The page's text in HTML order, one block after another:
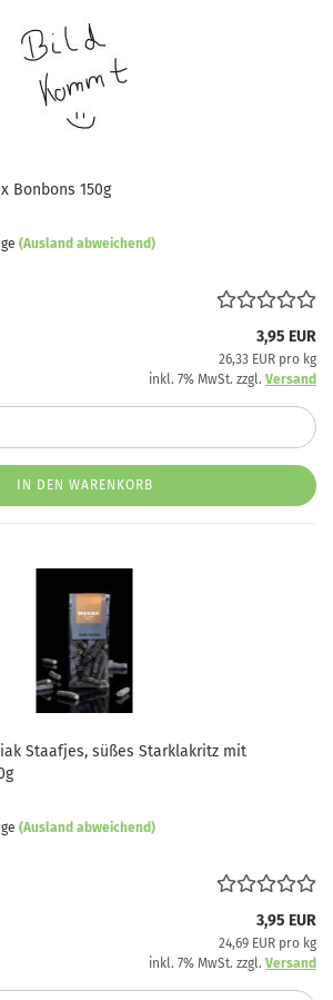
Bonbons 150g
(Ausland abweichend)
3,95 EUR
26,33 EUR pro kg
inkl. 7% MwSt. zzgl. Versand
IN DEN WARENKORB
Staafjes, süßes Starklakritz mit
(Ausland abweichend)
3,95 EUR
24,69 EUR pro kg
inkl. 7% MwSt. zzgl. Versand